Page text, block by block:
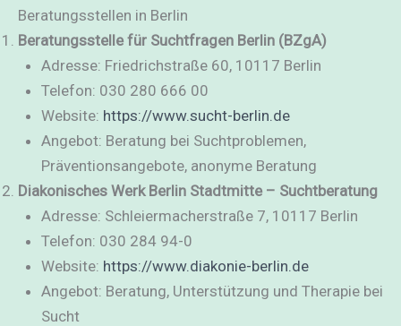
Beratungsstellen in Berlin
Beratungsstelle für Suchtfragen Berlin (BZgA)
Adresse: Friedrichstraße 60, 10117 Berlin
Telefon: 030 280 666 00
Website: https://www.sucht-berlin.de
Angebot: Beratung bei Suchtproblemen,
Präventionsangebote, anonyme Beratung
Diakonisches Werk Berlin Stadtmitte – Suchtberatung
Adresse: Schleiermacherstraße 7, 10117 Berlin
Telefon: 030 284 94-0
Website: https://www.diakonie-berlin.de
Angebot: Beratung, Unterstützung und Therapie bei
Sucht